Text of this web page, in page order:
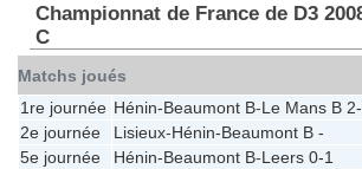
Championnat de France de D3
C
Matchs joués
1re journée Hénin-Beaumont B-Le Mans B
2e journée
Lisieux-Hénin-Beaumont B -
5e journée
Hénin-Beaumont B-Leers 0-1